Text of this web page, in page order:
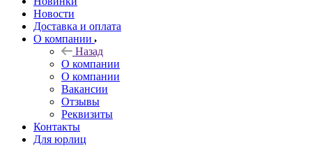
Новости
Доставка и оплата
О компании
Назад
О компании
О компании
Вакансии
Отзывы
Реквизиты
Контакты
Для юрлиц